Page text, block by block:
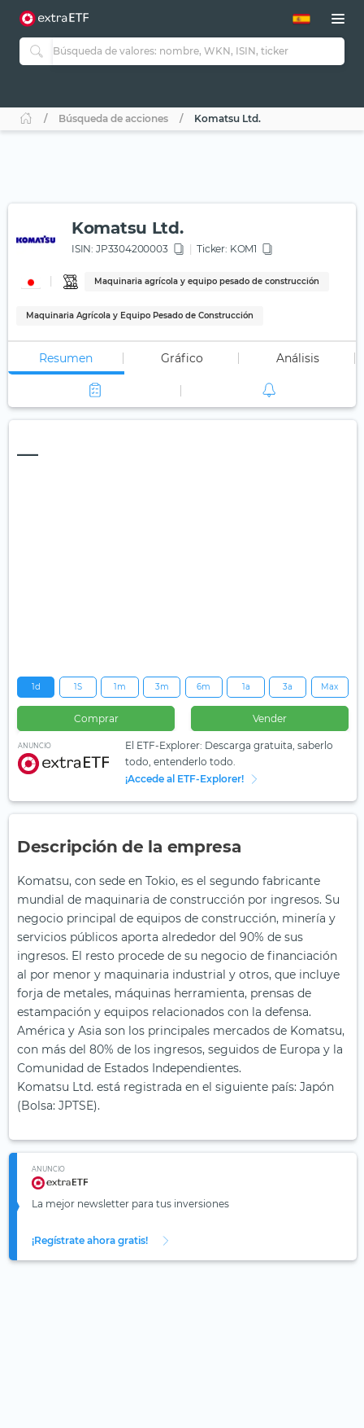
Búsqueda de acciones Komatsu Ltd.
Komatsu Ltd.
ISIN: JP3304200003 Ticker: KOM1
Maquinaria agrícola y equipo pesado de construcción
Maquinaria Agrícola y Equipo Pesado de Construcción
Resumen Gráfico Análisis
—
1d 1S 1m 3m 6m 1a 3a Max
Comprar Vender
ANUNCIO
El ETF-Explorer: Descarga gratuita, saberlo
todo, entenderlo todo.
¡Accede al ETF-Explorer!
Descripción de la empresa
Komatsu, con sede en Tokio, es el segundo fabricante
mundial de maquinaria de construcción por ingresos. Su
negocio principal de equipos de construcción, minería y
servicios públicos aporta alrededor del 90% de sus
ingresos. El resto procede de su negocio de financiación
al por menor y maquinaria industrial y otros, que incluye
forja de metales, máquinas herramienta, prensas de
estampación y equipos relacionados con la defensa.
América y Asia son los principales mercados de Komatsu,
con más del 80% de los ingresos, seguidos de Europa y la
Comunidad de Estados Independientes.
Komatsu Ltd. está registrada en el siguiente país: Japón
(Bolsa: JPTSE).
ANUNCIO
La mejor newsletter para tus inversiones
¡Regístrate ahora gratis!